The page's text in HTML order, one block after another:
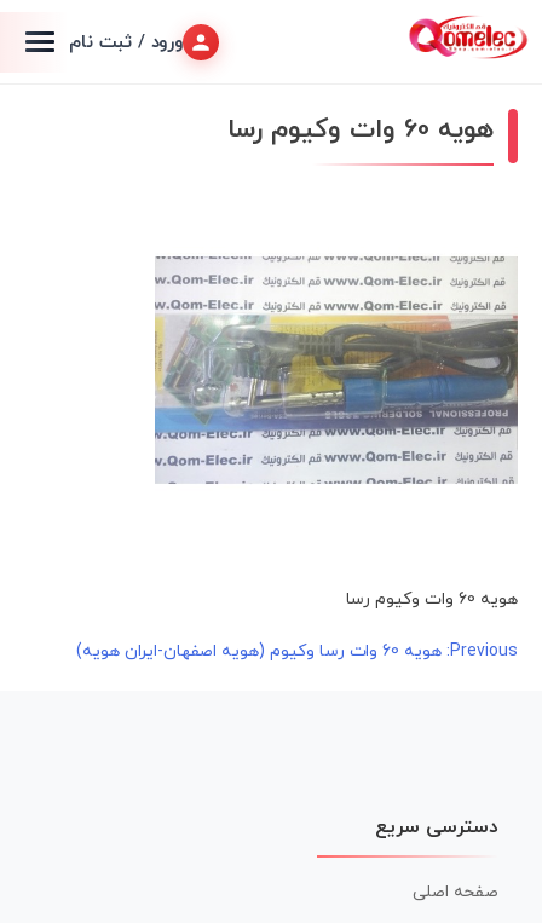
ورود / ثبت نام
هویه 60 وات وکیوم رسا
هویه 60 وات وکیوم رسا
راهبری
Previous: هویه 60 وات رسا وکیوم (هویه اصفهان-ایران هویه)
دسترسی سریع
صفحه اصلی